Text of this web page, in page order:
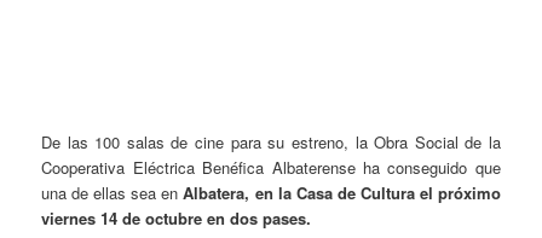
De las 100 salas de cine para su estreno, la Obra Social de la
Cooperativa Eléctrica Benéfica Albaterense ha conseguido que
una de ellas sea enAlbatera, en la Casa de Cultura el próximo
viernes 14 de octubre en dos pases.